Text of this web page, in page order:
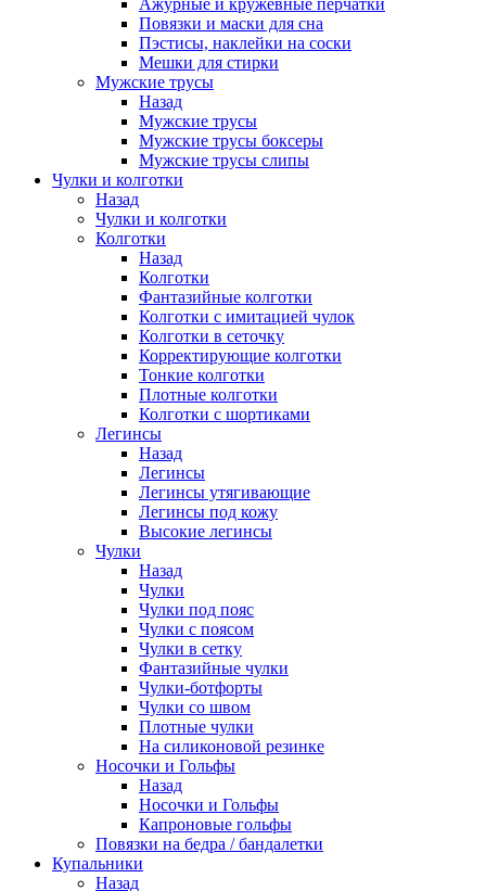
Ажурные и кружевные перчатки
Повязки и маски для сна
Пэстисы, наклейки на соски
Мешки для стирки
Мужские трусы
Назад
Мужские трусы
Мужские трусы боксеры
Мужские трусы слипы
Чулки и колготки
Назад
Чулки и колготки
Колготки
Назад
Колготки
Фантазийные колготки
Колготки с имитацией чулок
Колготки в сеточку
Корректирующие колготки
Тонкие колготки
Плотные колготки
Колготки с шортиками
Легинсы
Назад
Легинсы
Легинсы утягивающие
Легинсы под кожу
Высокие легинсы
Чулки
Назад
Чулки
Чулки под пояс
Чулки с поясом
Чулки в сетку
Фантазийные чулки
Чулки-ботфорты
Чулки со швом
Плотные чулки
На силиконовой резинке
Носочки и Гольфы
Назад
Носочки и Гольфы
Капроновые гольфы
Повязки на бедра / бандалетки
Купальники
Назад